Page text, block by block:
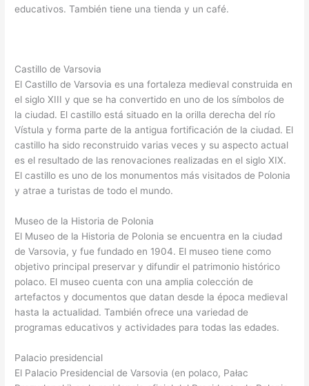
educativos. También tiene una tienda y un café.
Castillo de Varsovia
El Castillo de Varsovia es una fortaleza medieval construida en
el siglo XIII y que se ha convertido en uno de los símbolos de
la ciudad. El castillo está situado en la orilla derecha del río
Vístula y forma parte de la antigua fortificación de la ciudad. El
castillo ha sido reconstruido varias veces y su aspecto actual
es el resultado de las renovaciones realizadas en el siglo XIX.
El castillo es uno de los monumentos más visitados de Polonia
y atrae a turistas de todo el mundo.
Museo de la Historia de Polonia
El Museo de la Historia de Polonia se encuentra en la ciudad
de Varsovia, y fue fundado en 1904. El museo tiene como
objetivo principal preservar y difundir el patrimonio histórico
polaco. El museo cuenta con una amplia colección de
artefactos y documentos que datan desde la época medieval
hasta la actualidad. También ofrece una variedad de
programas educativos y actividades para todas las edades.
Palacio presidencial
El Palacio Presidencial de Varsovia (en polaco, Pałac